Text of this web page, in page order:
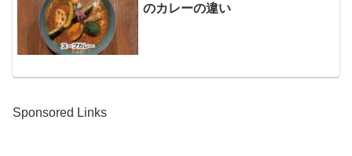
のカレーの違い
Sponsored Links